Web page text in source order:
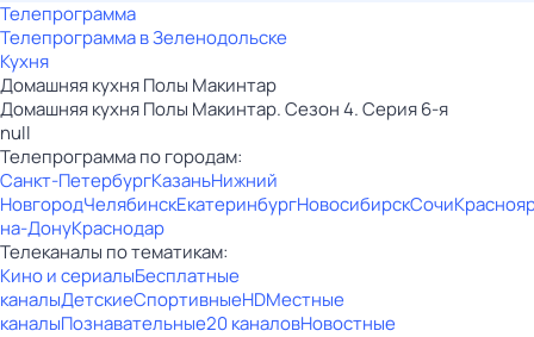
Телепрограмма
Телепрограмма в Зеленодольске
Кухня
Домашняя кухня Полы Макинтар
Домашняя кухня Полы Макинтар. Сезон 4. Серия 6-я
null
Телепрограмма по городам:
Санкт-ПетербургКазаньНижний
НовгородЧелябинскЕкатеринбургНовосибирскСочи
на-ДонуКраснодар
Телеканалы по тематикам:
Кино и сериалыБесплатные
каналыДетскиеСпортивныеHDМестные
каналыПознавательные20 каналовНовостные